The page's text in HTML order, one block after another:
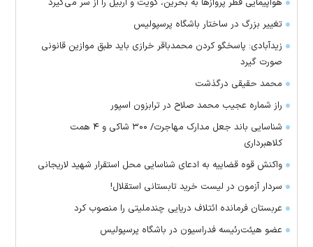
تغییر بزرگ در ساختار باشگاه پرسپولیس
زیدآبادی: پاسخگو کردن محمدباقر خرازی باید طبق موازین قانونی
صورت گیرد
محمد حقیقی درگذشت
راز شماره عجیب محمد صلاح در ترابزون اسپور
شناسایی باند جعل مدارک مهاجرت/ ۳۰۰ شاکی و ۴ همت
کلاهبرداری
واکنش قوه قضاییه به ادعای شناسایی محل استقرار شهید لاریجانی
سردار آزمون در لیست خرید تابستانی استقلال!
عربستان فرمانده ائتلاف دریایی چندملیتی را منصوب کرد
عضو هیئت‌رئیسه فدراسیون در باشگاه پرسپولیس